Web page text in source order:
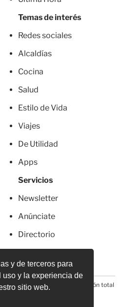
y de terceros para
uso y la experiencia de
sitio web.
Temas de interés
Redes sociales
Alcaldías
Cocina
Salud
Estilo de Vida
Viajes
De Utilidad
Apps
Servicios
Newsletter
Anúnciate
Directorio
Prohibida la reproducción total
cualquier medio electrónico*